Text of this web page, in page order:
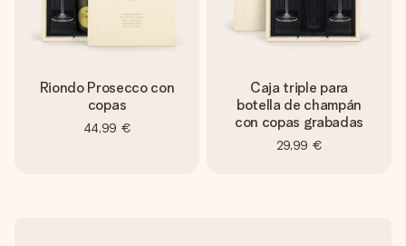
Riondo Prosecco con
copas
44,99 €
Caja triple para
botella de champán
con copas grabadas
29,99 €